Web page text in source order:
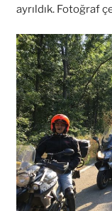
ayrıldık. Fotoğraf